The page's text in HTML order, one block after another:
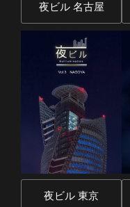
夜ビル 名古屋
夜ビル 東京